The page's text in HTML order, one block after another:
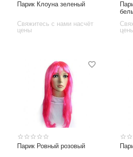
Парик Клоуна зеленый
Свяжитесь с нами насчёт
цены
Парик Ровный розовый